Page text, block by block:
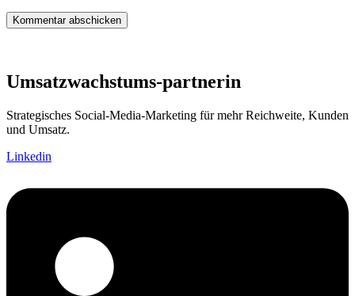
Umsatzwachstums-partnerin
Strategisches Social-Media-Marketing für mehr Reichweite, Kunden
und Umsatz.
Linkedin